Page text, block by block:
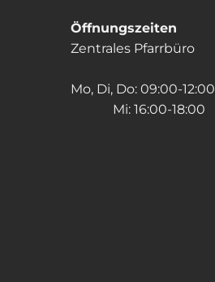
Öffnungszeiten
Zentrales Pfarrbüro
Mo, Di, Do: 09:00-12:00
Mi: 16:00-18:00